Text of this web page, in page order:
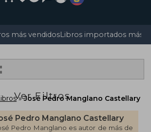
más vendidosLibros importados más
Ver Filtros
José Pedro Manglano Castellary
Pedro Manglano Castellary
Pedro Manglano es autor de más de